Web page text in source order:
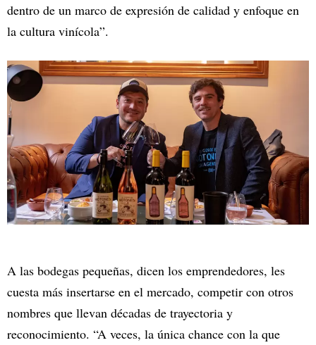
dentro de un marco de expresión de calidad y enfoque en
la cultura vinícola”.
A las bodegas pequeñas, dicen los emprendedores, les
cuesta más insertarse en el mercado, competir con otros
nombres que llevan décadas de trayectoria y
reconocimiento. “A veces, la única chance con la que